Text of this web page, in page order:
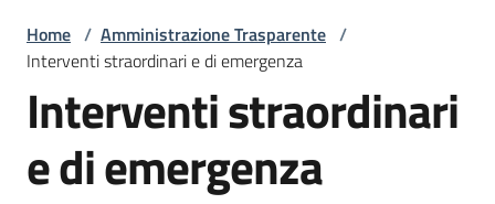
d'Argile
Amministrazione
Menu selezionato
Novità
Home / Amministrazione Trasparente /
Interventi straordinari e di emergenza
Interventi straordinari
e di emergenza